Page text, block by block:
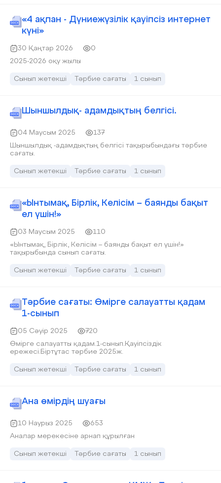
«4 ақпан - Дүниежүзілік қауіпсіз интернет
күні»
30 Қаңтар 2026
0
2025-2026 оқу жылы
Сынып жетекші Тәрбие сағаты 1 сынып
Шыншылдық- адамдықтың белгісі.
04 Маусым 2025
137
Шыншылдық -адамдықтың белгісі тақырыбындағы тәрбие
сағаты.
Сынып жетекші Тәрбие сағаты 1 сынып
«Ынтымақ, Бірлік, Келісім – баянды бақыт
ел үшін!»
03 Маусым 2025
110
«Ынтымақ, Бірлік, Келісім – баянды бақыт ел үшін!»
тақырыбында сынып сағаты.
Сынып жетекші Тәрбие сағаты 1 сынып
Тәрбие сағаты: Өмірге салауатты қадам
1-сынып
05 Сәуір 2025
720
Өмірге салауатты қадам.1-сынып.Қауіпсіздік
ережесі.Біртұтас тәрбие 2025ж.
Сынып жетекші Тәрбие сағаты 1 сынып
Ана өмірдің шуағы
10 Наурыз 2025
653
Аналар мерекесіне арнап құрылған
Сынып жетекші Тәрбие сағаты 1 сынып